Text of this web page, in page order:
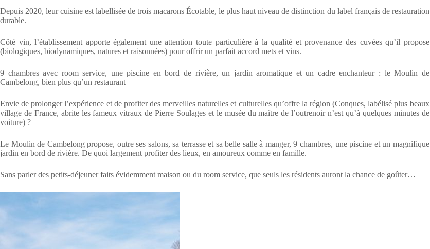
Depuis 2020, leur cuisine est labellisée de trois macarons Écotable, le plus haut niveau de distinction du label français de restauration
durable.
Côté vin, l’établissement apporte également une attention toute particulière à la qualité et provenance des cuvées qu’il propose
(biologiques, biodynamiques, natures et raisonnées) pour offrir un parfait accord mets et vins.
9 chambres avec room service, une piscine en bord de rivière, un jardin aromatique et un cadre enchanteur : le Moulin de
Cambelong, bien plus qu’un restaurant
Envie de prolonger l’expérience et de profiter des merveilles naturelles et culturelles qu’offre la région (Conques, labélisé plus beaux
village de France, abrite les fameux vitraux de Pierre Soulages et le musée du maître de l’outrenoir n’est qu’à quelques minutes de
voiture) ?
Le Moulin de Cambelong propose, outre ses salons, sa terrasse et sa belle salle à manger, 9 chambres, une piscine et un magnifique
jardin en bord de rivière. De quoi largement profiter des lieux, en amoureux comme en famille.
Sans parler des petits-déjeuner faits évidemment maison ou du room service, que seuls les résidents auront la chance de goûter…